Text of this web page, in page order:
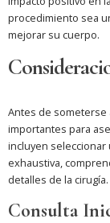
procedimiento sea
mejorar su cuerpo.
Antes de someterse
importantes para
incluyen seleccionar
exhaustiva,
detalles de la cirugía.
Consulta